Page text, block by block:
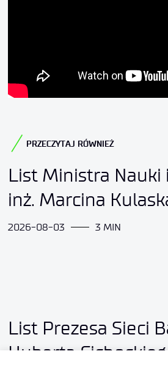
PRZECZYTAJ RÓWNIEŻ
2026-08-03 3 MIN
List Ministra Nauki
inż. Marcina
List Prezesa Sieci
Huberta